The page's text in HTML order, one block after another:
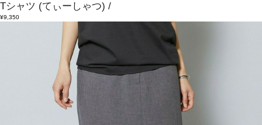
Tシャツ (てぃーしゃつ) /
¥9,350